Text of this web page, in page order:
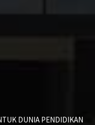
DUNIA PENDIDIKAN